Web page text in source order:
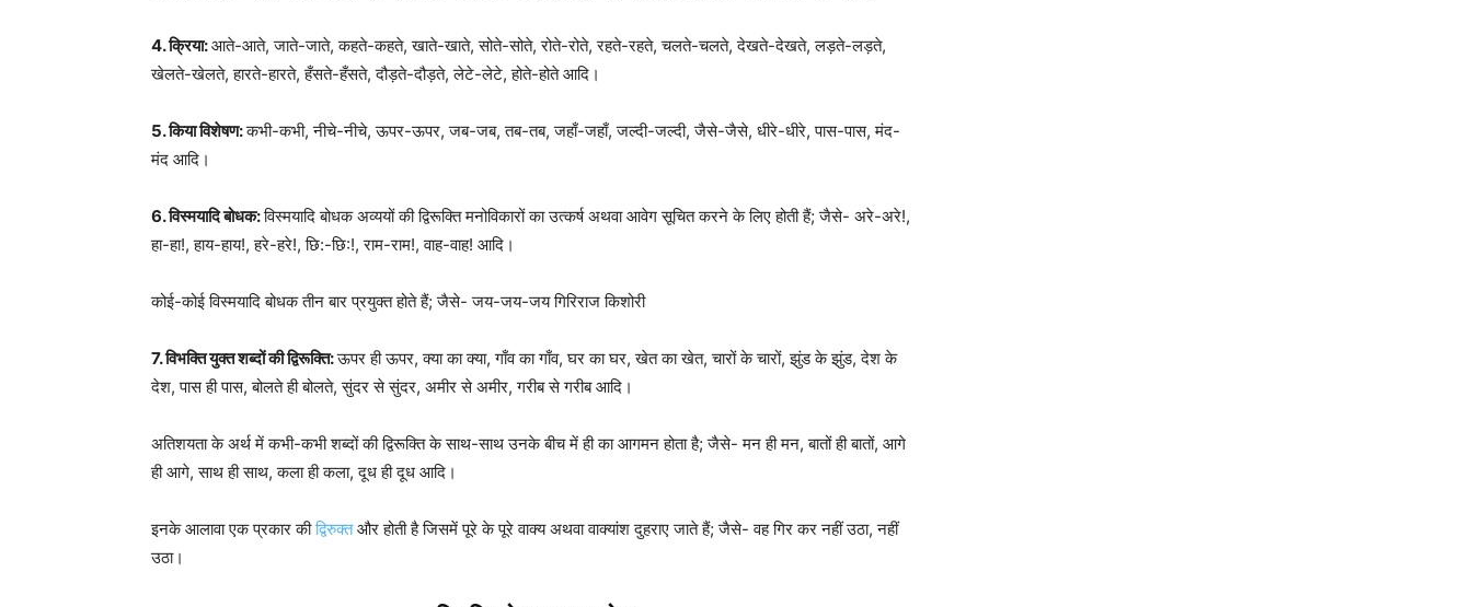
4. क्रिया:आते-आते, जाते-जाते, कहते-कहते, खाते-खाते, सोते-सोते, रोते-रोते, रहते-रहते, चलते-चलते, देखते-देखते, लड़ते-लड़ते,
खेलते-खेलते, हारते-हारते, हँसते-हँसते, दौड़ते-दौड़ते, लेटे-लेटे, होते-होते आदि।
5. किया विशेषण:कभी-कभी, नीचे-नीचे, ऊपर-ऊपर, जब-जब, तब-तब, जहाँ-जहाँ, जल्दी-जल्दी, जैसे-जैसे, धीरे-धीरे, पास-पास, मंद-
मंद आदि।
6. विस्मयादि बोधक:विस्मयादि बोधक अव्ययों की द्विरूक्ति मनोविकारों का उत्कर्ष अथवा आवेग सूचित करने के लिए होती हैं; जैसे- अरे-अरे!,
हा-हा!, हाय-हाय!, हरे-हरे!, छि:-छि:!, राम-राम!, वाह-वाह! आदि।
कोई-कोई विस्मयादि बोधक तीन बार प्रयुक्त होते हैं; जैसे- जय-जय-जय गिरिराज किशोरी
7. विभक्ति युक्त शब्दों की द्विरूक्ति:ऊपर ही ऊपर, क्या का क्या, गाँव का गाँव, घर का घर, खेत का खेत, चारों के चारों, झुंड के झुंड, देश के
देश, पास ही पास, बोलते ही बोलते, सुंदर से सुंदर, अमीर से अमीर, गरीब से गरीब आदि।
अतिशयता के अर्थ में कभी-कभी शब्दों की द्विरूक्ति के साथ-साथ उनके बीच में ही का आगमन होता है; जैसे- मन ही मन, बातों ही बातों, आगे
ही आगे, साथ ही साथ, कला ही कला, दूध ही दूध आदि।
इनके आलावा एक प्रकार कीद्विरुक्तऔर होती है जिसमें पूरे के पूरे वाक्य अथवा वाक्यांश दुहराए जाते हैं; जैसे- वह गिर कर नहीं उठा, नहीं
उठा।